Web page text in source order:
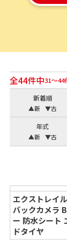
全44件中31〜44
新着順
▲新 ▼古
年式
▲新 ▼古
エクストレイ
バックカメラ
ー 防水シート
ドタイヤ